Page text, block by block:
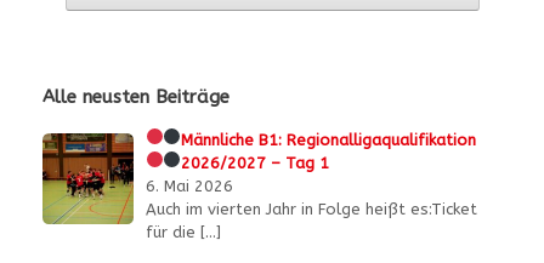
Alle neusten Beiträge
Männliche B1:Regionalligaqualifikation
2026/2027 – Tag 1
6. Mai 2026
Auch im vierten Jahr in Folge heißt es:Ticket
für die […]